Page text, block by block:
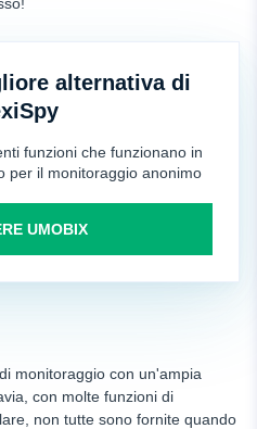
alternativa di
funzioni che funzionano in
per il monitoraggio anonimo
UMOBIX
monitoraggio con un'ampia
con molte funzioni di
non tutte sono fornite quando